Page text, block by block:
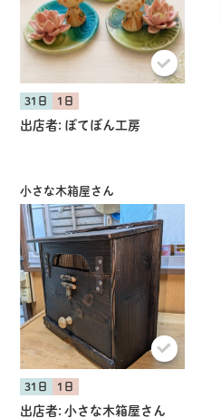
31日 1日
出店者: ぽてぼん工房
小さな木箱屋さん
31日 1日
出店者: 小さな木箱屋さん